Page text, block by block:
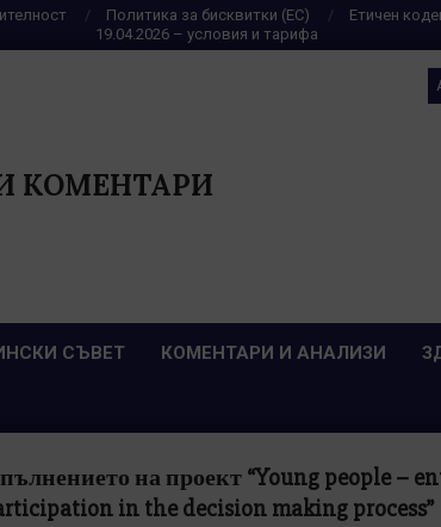
Политика за бисквитки (ЕС) Етичен
19.04.2026 – условия и тарифа
КОМЕНТАРИ
СЪВЕТ КОМЕНТАРИ И АНАЛИЗИ
на проект “Young people –
in the decision making process”